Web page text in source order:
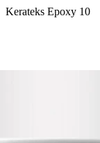
Kerateks Epoxy 10